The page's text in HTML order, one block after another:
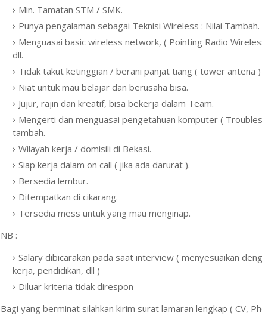
Min. Tamatan STM / SMK.
Punya pengalaman sebagai Teknisi Wireless : Nilai Tambah.
Menguasai basic wireless network, ( Pointing Radio
dll.
Tidak takut ketinggian / berani panjat tiang ( tower antena
Niat untuk mau belajar dan berusaha bisa.
Jujur, rajin dan kreatif, bisa bekerja dalam Team.
Mengerti dan menguasai pengetahuan komputer (
tambah.
Wilayah kerja / domisili di Bekasi.
Siap kerja dalam on call ( jika ada darurat ).
Bersedia lembur.
Ditempatkan di cikarang.
Tersedia mess untuk yang mau menginap.
NB :
Salary dibicarakan pada saat interview ( menyesuaikan
kerja, pendidikan, dll )
Diluar kriteria tidak direspon
Bagi yang berminat silahkan kirim surat lamaran lengkap ( CV,